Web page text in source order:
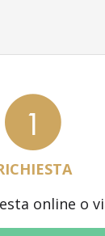
1
online o